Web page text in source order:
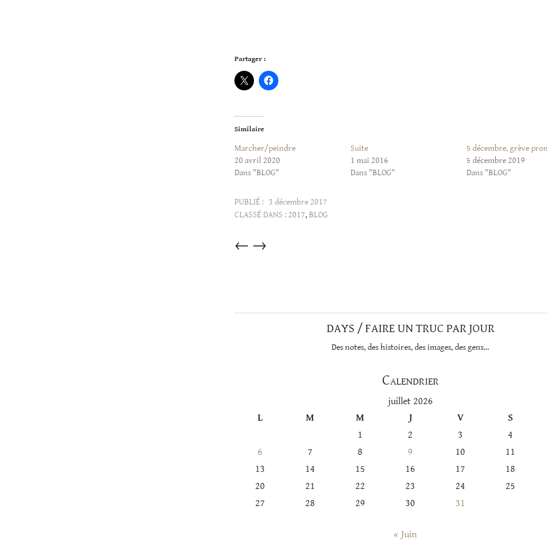
Partager :
Similaire
Marcher/peindre
20 avril 2020
Dans "BLOG"
Suite
1 mai 2016
Dans "BLOG"
5 décembre, grève
5 décembre 2019
Dans "BLOG"
PUBLIÉ : 3 décembre 2017
CLASSÉ DANS : 2017,BLOG
Articles
→
←
DAYS / FAIRE UN TRUC PAR JOUR
Des notes, des histoires, des images, des gens…
Calendrier
juillet 2026
L
M M J V
S
1
2 3
4
6
7 8 9 10
11
13
14 15 16 17
18
20
21 22 23 24
25
27
28 29 30 31
« Juin